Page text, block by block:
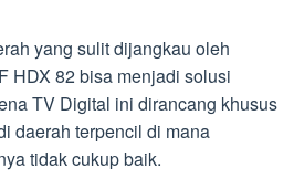
yang sulit dijangkau oleh
HDX 82 bisa menjadi solusi
TV Digital ini dirancang khusus
daerah terpencil di mana
tidak cukup baik.